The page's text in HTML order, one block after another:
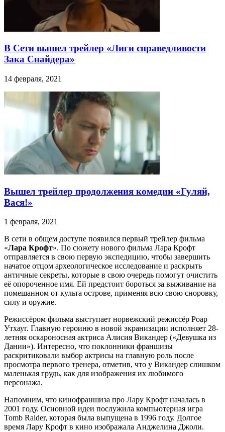
В Сети вышел трейлер «Лиги справедливости
Зака Снайдера»
14 февраля, 2021
Вышел трейлер продолжения комедии «Гуляй,
Вася!»
1 февраля, 2021
В сети в общем доступе появился первый трейлер фильма
«Лара Крофт». По сюжету нового фильма Лара Крофт
отправляется в свою первую экспедицию, чтобы завершить
начатое отцом археологическое исследование и раскрыть
античные секреты, которые в свою очередь помогут очистить
её опороченное имя. Ей предстоит бороться за выживание на
помешанном от культа острове, применяя всю свою сноровку,
силу и оружие.
Режиссёром фильма выступает норвежский режиссёр Роар
Утхауг. Главную героиню в новой экранизации исполняет 28-
летняя оскароносная актриса Алисия Викандер («Девушка из
Дании»). Интересно, что поклонники франшизы
раскритиковали выбор актрисы на главную роль после
просмотра первого тренера, отметив, что у Викандер слишком
маленькая грудь, как для изображения их любимого
персонажа.
Напомним, что кинофраншиза про Лару Крофт началась в
2001 году. Основной идеи послужила компьютерная игра
Tomb Raider, которая была выпущена в 1996 году. Долгое
время Лару Крофт в кино изображала Анджелина Джоли.